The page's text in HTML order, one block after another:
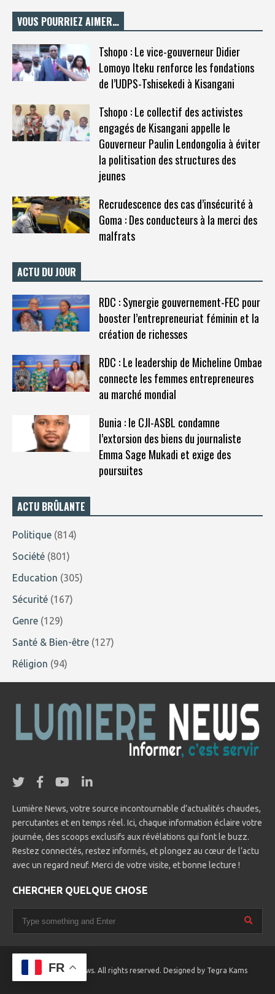
VOUS POURRIEZ AIMER…
Tshopo : Le vice-gouverneur Didier
Lomoyo Iteku renforce les fondations
de l’UDPS-Tshisekedi à Kisangani
Tshopo : Le collectif des activistes
engagés de Kisangani appelle le
Gouverneur Paulin Lendongolia à éviter
la politisation des structures des
jeunes
Recrudescence des cas d’insécurité à
Goma : Des conducteurs à la merci des
malfrats
ACTU DU JOUR
RDC : Synergie gouvernement-FEC pour
booster l’entrepreneuriat féminin et la
création de richesses
RDC : Le leadership de Micheline Ombae
connecte les femmes entrepreneures
au marché mondial
Bunia : le CJI-ASBL condamne
l’extorsion des biens du journaliste
Emma Sage Mukadi et exige des
poursuites
ACTU BRÛLANTE
Politique (814)
Société (801)
Education (305)
Sécurité (167)
Genre (129)
Santé & Bien-être (127)
Réligion (94)
Lumière News, votre source incontournable d’actualités chaudes,
percutantes et en temps réel. Ici, chaque information éclaire votre
journée, des scoops exclusifs aux révélations qui font le buzz.
Restez connectés, restez informés, et plongez au cœur de l’actu
avec un regard neuf. Merci de votre visite, et bonne lecture !
CHERCHER QUELQUE CHOSE
© 2025 Lumière News. All rights reserved. Designed by Tegra Kams
FR